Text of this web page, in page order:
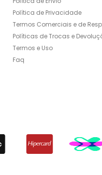
Política de Privacidade
Termos Comerciais e de
Políticas de Trocas e
Termos e Uso
Faq